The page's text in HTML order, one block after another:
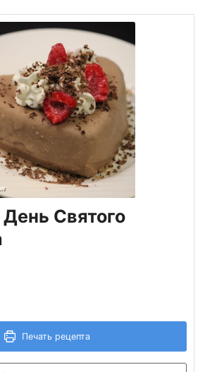
Святого
Печать рецепта